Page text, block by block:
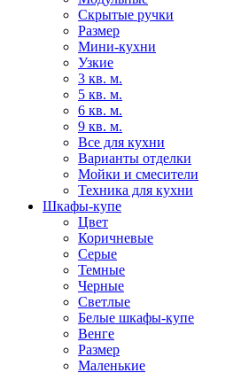
Скрытые ручки
Размер
Мини-кухни
Узкие
3 кв. м.
5 кв. м.
6 кв. м.
9 кв. м.
Все для кухни
Варианты отделки
Мойки и смесители
Техника для кухни
Шкафы-купе
Цвет
Коричневые
Серые
Темные
Черные
Светлые
Белые шкафы-купе
Венге
Размер
Маленькие